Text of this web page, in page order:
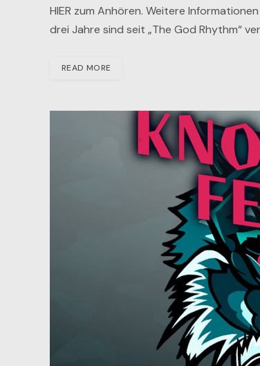
HIER zum Anhören. Weitere
drei Jahre sind seit „The God Rhythm“
READ MORE